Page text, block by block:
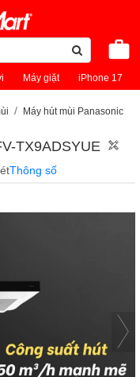
Máy giặt iPhone 17
Máy hút mùi Panasonic
TX9ADSYUE
Thông số